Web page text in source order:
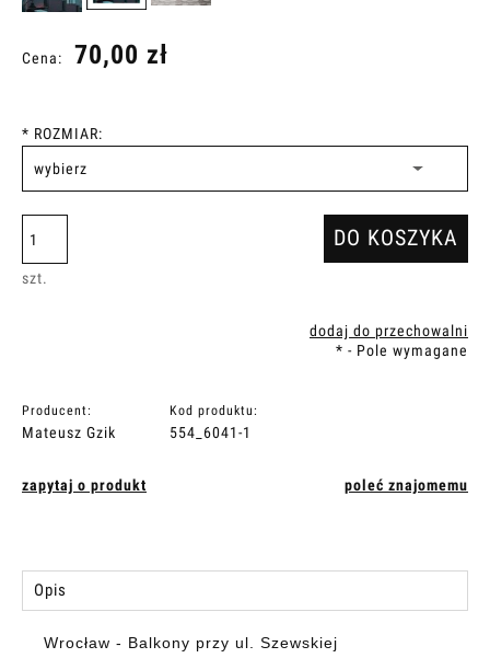
Cena: 70,00 zł
* ROZMIAR:
szt.
DO KOSZYKA
dodaj do przechowalni
* - Pole wymagane
Producent:
Mateusz Gzik
Kod produktu:
554_6041-1
zapytaj o produkt poleć znajomemu
Opis
Wrocław - Balkony przy ul. Szewskiej